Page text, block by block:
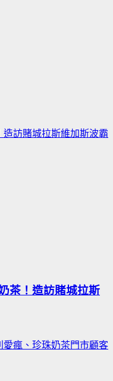
訪賭城拉斯維加斯波霸
茶！造訪賭城拉斯
瘋、珍珠奶茶門市顧客